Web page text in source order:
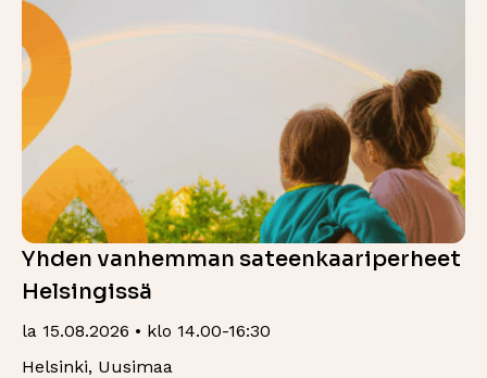
Yhden vanhemman sateenkaariperheet
Helsingissä
la 15.08.2026 • klo 14.00-16:30
Helsinki, Uusimaa